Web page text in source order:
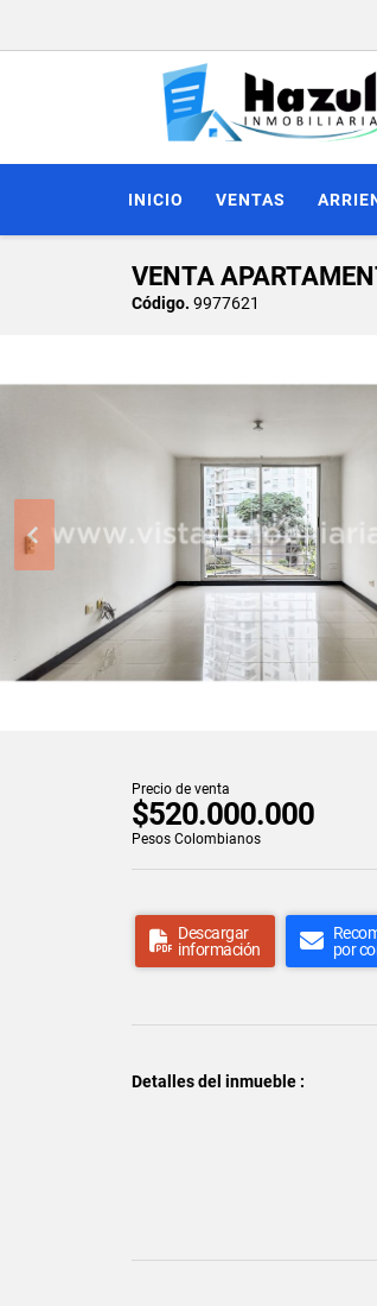
INICIO VENTAS
VENTA
Código. 9977621
Precio de venta
$520.000.000
Pesos Colombianos
Descargar
información
por
Detalles del inmueble :